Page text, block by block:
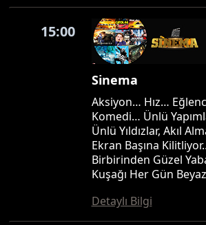
15:00
Sinema
Aksiyon… Hız…
Komedi… Ünlü
Ünlü Yıldızlar, Akıl
Ekran Başına
Birbirinden Güzel
Kuşağı Her Gün Beyaz
Detaylı Bilgi